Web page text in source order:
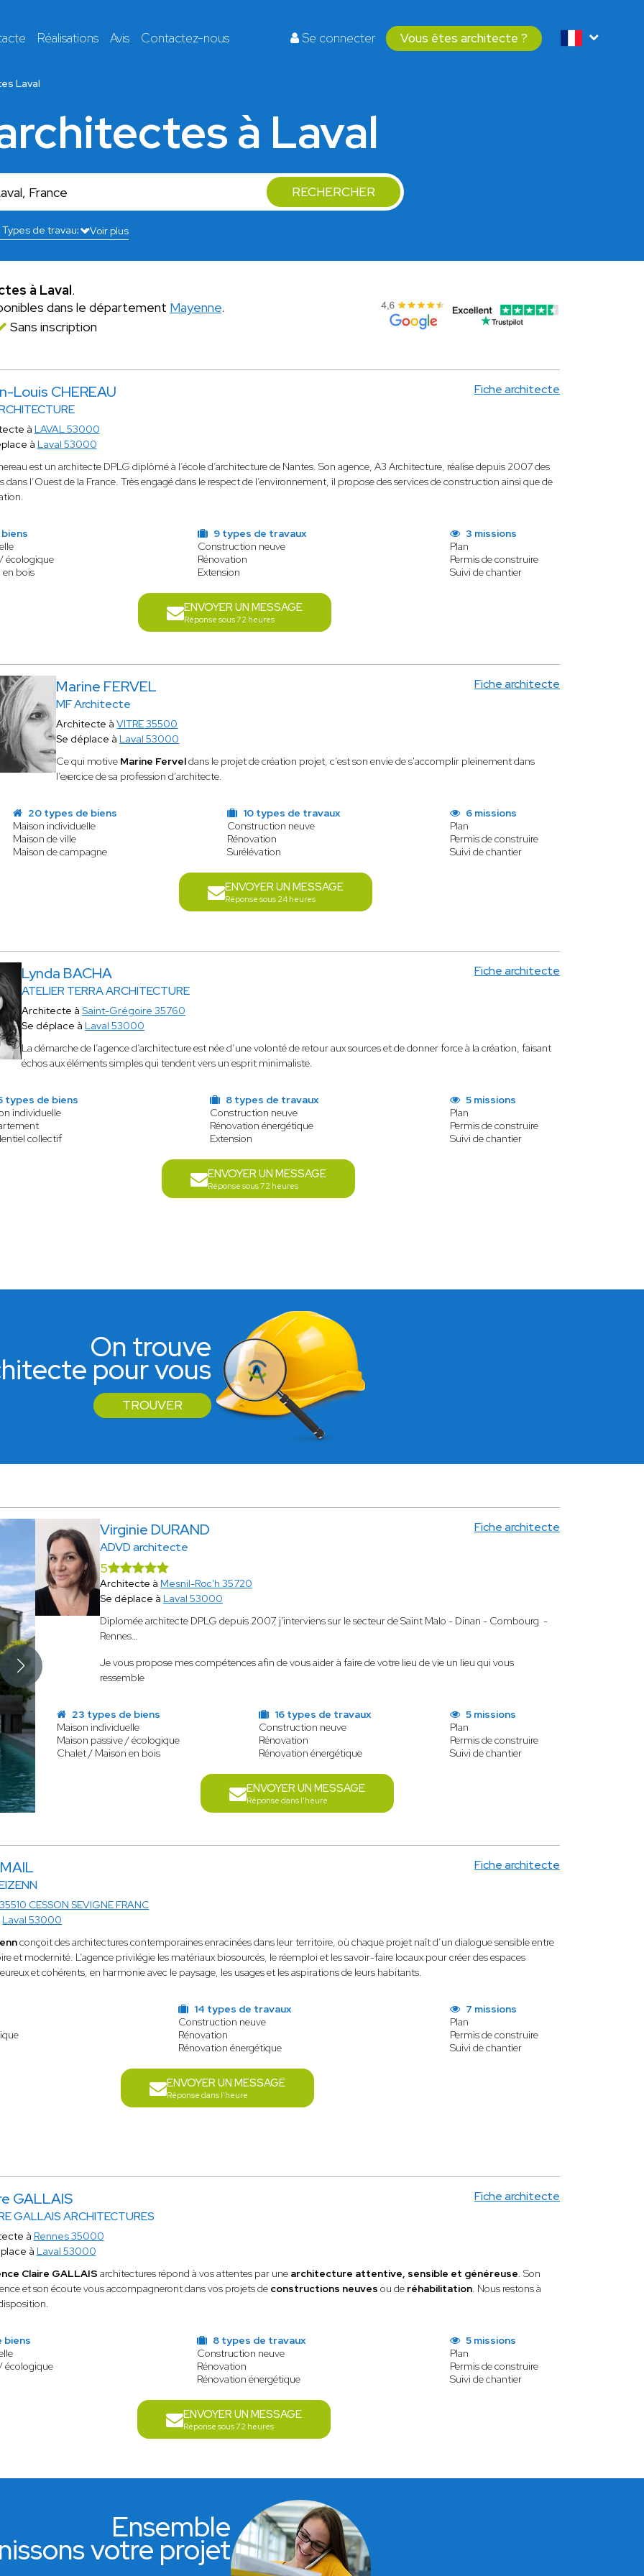
Réalisations Avis Contactez-nous Se connecter Vous êtes architecte ?
Laval
à Laval
RECHERCHER
Voir plus
à Laval.
dans le département Mayenne.
Sans inscription
Louis CHEREAU Fiche architecte
à LAVAL 53000
à Laval 53000
est un architecte DPLG diplômé à l’école d’architecture de Nantes. Son agence, A3 Architecture, réalise depuis 2007 des
dans l’Ouest de la France. Très engagé dans le respect de l’environnement, il propose des services de construction ainsi que de
écologique
bois
9 types de travaux
Construction neuve
Rénovation
Extension
3 missions
Plan
Permis de construire
Suivi de chantier
ENVOYER UN MESSAGE
Réponse sous 72 heures
Marine FERVEL
MF Architecte
Fiche architecte
Architecte àVITRE 35500
Se déplace à Laval 53000
Ce qui motive Marine Ferveldans le projet de création projet, c’est son envie de s'accomplir pleinement dans
l’exercice de sa profession d’architecte.
20 types de biens
Maison individuelle
Maison de ville
Maison de campagne
10 types de travaux
Construction neuve
Rénovation
Surélévation
6 missions
Plan
Permis de construire
Suivi de chantier
ENVOYER UN MESSAGE
Réponse sous 24 heures
Lynda BACHA
ATELIER TERRA ARCHITECTURE
Fiche architecte
Architecte àSaint-Grégoire 35760
Se déplace à Laval 53000
La démarche de l’agence d’architecture est née d’une volonté de retour aux sources et de donner force à la création, faisant
échos aux éléments simples qui tendent vers un esprit minimaliste.
types de biens
individuelle
collectif
8 types de travaux
Construction neuve
Rénovation énergétique
Extension
5 missions
Plan
Permis de construire
Suivi de chantier
ENVOYER UN MESSAGE
Réponse sous 72 heures
On trouve
pour vous
TROUVER
Virginie DURAND
ADVD architecte
Fiche architecte
5
Architecte à Mesnil-Roc'h 35720
Se déplace à Laval 53000
Diplomée architecte DPLG depuis 2007, j'interviens sur le secteur de Saint Malo - Dinan - Combourg -
Rennes…
Je vous propose mes compétences afin de vous aider à faire de votre lieu de vie un lieu qui vous
ressemble
23 types de biens
Maison individuelle
Maison passive / écologique
Chalet / Maison en bois
16 types de travaux
Construction neuve
Rénovation
Rénovation énergétique
5 missions
Plan
Permis de construire
Suivi de chantier
ENVOYER UN MESSAGE
Réponse dans l'heure
Fiche architecte
35510 CESSON SEVIGNE FRANC
Laval 53000
conçoit des architectures contemporaines enracinées dans leur territoire, où chaque projet naît d’un dialogue sensible entre
et modernité. L’agence privilégie les matériaux biosourcés, le réemploi et les savoir-faire locaux pour créer des espaces
et cohérents, en harmonie avec le paysage, les usages et les aspirations de leurs habitants.
14 types de travaux
Construction neuve
Rénovation
Rénovation énergétique
7 missions
Plan
Permis de construire
Suivi de chantier
ENVOYER UN MESSAGE
Réponse dans l'heure
GALLAIS
GALLAIS ARCHITECTURES
Fiche architecte
à Rennes 35000
à Laval 53000
Claire GALLAIS architectures répond à vos attentes par une architecture attentive, sensible et généreuse. Son
et son écoute vous accompagneront dans vos projets de constructions neuves ou de réhabilitation. Nous restons à
biens
écologique
8 types de travaux
Construction neuve
Rénovation
Rénovation énergétique
5 missions
Plan
Permis de construire
Suivi de chantier
ENVOYER UN MESSAGE
Réponse sous 72 heures
Ensemble
votre projet